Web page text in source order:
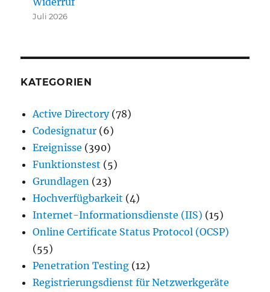
Juli 2026
KATEGORIEN
Active Directory(78)
Codesignatur (6)
Ereignisse (390)
Funktionstest (5)
Grundlagen (23)
Hochverfügbarkeit (4)
Internet-Informationsdienste (IIS) (15)
Online Certificate Status Protocol (OCSP)
(55)
Penetration Testing (12)
Registrierungsdienst für Netzwerkgeräte